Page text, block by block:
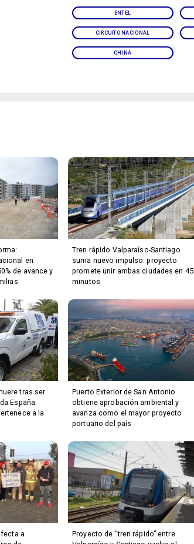
ENTEL
CIRCUITO NACIONAL
CHINA
en
de avance y
Tren rápido Valparaíso-Santiago
suma nuevo impulso: proyecto
promete unir ambas ciudades en 45
minutos
tras ser
España:
a la
Puerto Exterior de San Antonio
obtiene aprobación ambiental y
avanza como el mayor proyecto
portuario del país
a
Proyecto de “tren rápido” entre